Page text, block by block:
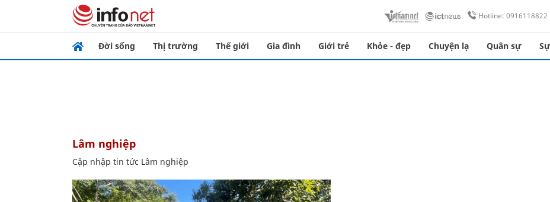
Hotline: 0916118822
Đời sống Thị trường Thế giới Gia đình Giới trẻ Khỏe - đẹp Chuyện lạ Quân sự
Lâm nghiệp
Cập nhập tin tức Lâm nghiệp